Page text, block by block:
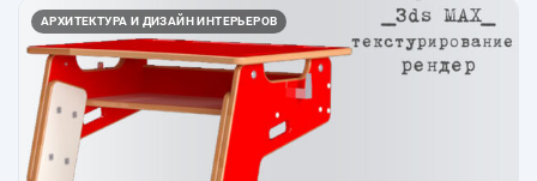
АРХИТЕКТУРА И ДИЗАЙН ИНТЕРЬЕРОВ